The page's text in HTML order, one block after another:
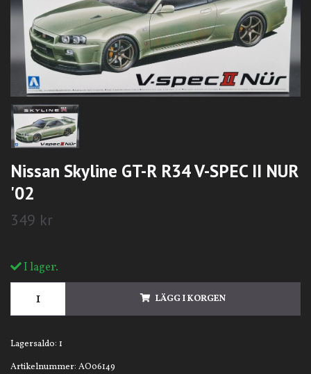
Nissan Skyline GT-R R34 V-SPEC II NUR
'02
349 kr
I lager.
LÄGG I KORGEN
Lagersaldo: 1
Artikelnummer: AO06149